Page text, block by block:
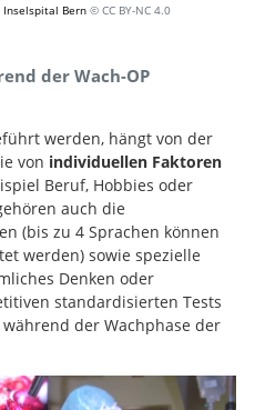
Bern © CC BY-NC 4.0
der Wach-OP
werden, hängt von der
von individuellen Faktoren
Beruf, Hobbies oder
Contribution of
in surgery of low
study between two series
2003) functional
auch die
(bis zu 4 Sprachen können
werden) sowie spezielle
Denken oder
standardisierten Tests
der Wachphase der